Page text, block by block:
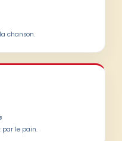
chanson.
par le pain.